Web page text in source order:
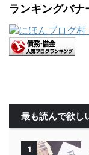
ランキングバナ
最も読んで欲し
1